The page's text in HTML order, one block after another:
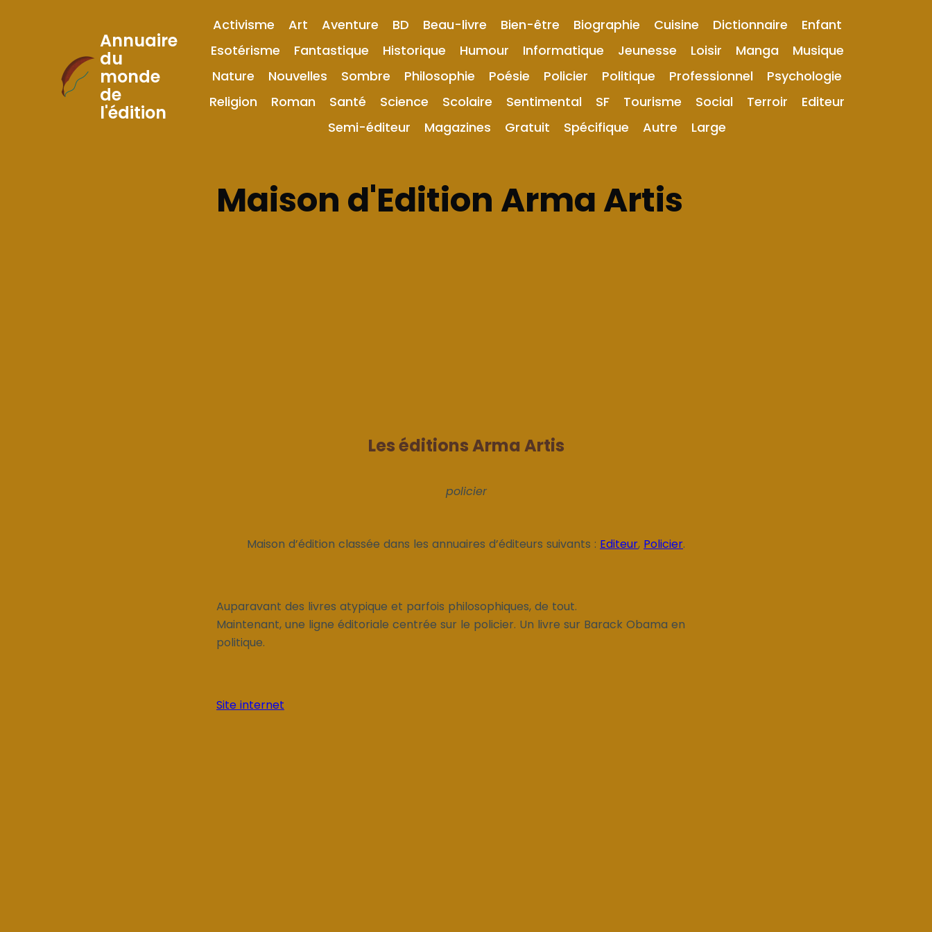
Skip
to
Content
Annuaire
du
monde
de
l'édition
Activisme Art Aventure BD Beau-livre Bien-être Biographie Cuisine Dictionnaire
Enfant
Esotérisme
Fantastique Historique Humour Informatique Jeunesse Loisir Manga
Musique
Nature
Nouvelles Sombre Philosophie Poésie Policier Politique Professionnel
Psychologie
Religion
Roman Santé Science Scolaire Sentimental SF Tourisme Social Terroir
Editeur
Semi-éditeur
Magazines Gratuit Spécifique Autre Large
Maison d'Edition Arma Artis
Les éditions Arma Artis
policier
Maison d’édition classée dans les annuaires d’éditeurs suivants : Editeur, Policier.
Auparavant des livres atypique et parfois philosophiques, de tout.
Maintenant, une ligne éditoriale centrée sur le policier. Un livre sur Barack Obama en
politique.
Site internet